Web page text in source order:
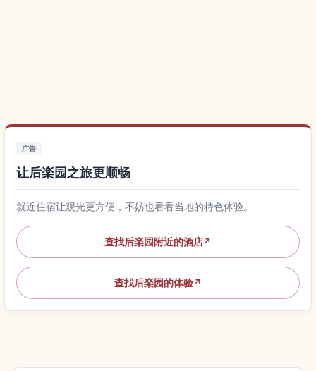
广告
让后楽园之旅更顺畅
就近住宿让观光更方便，不妨也看看当地的特色体验。
查找后楽园附近的酒店↗
查找后楽园的体验↗